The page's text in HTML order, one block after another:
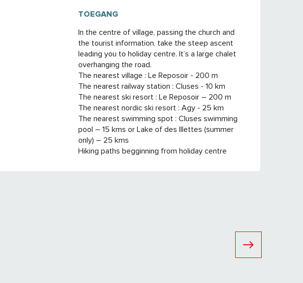
TOEGANG
TOEGANG
In the centre of village, passing the church and
the tourist information, take the steep ascent
leading you to holiday centre. It’s a large chalet
overhanging the road.
The nearest village : Le Reposoir - 200 m
The nearest railway station : Cluses - 10 km
The nearest ski resort : Le Reposoir – 200 m
The nearest nordic ski resort : Agy - 25 km
The nearest swimming spot : Cluses swimming
pool – 15 kms or Lake of des Illettes (summer
only) – 25 kms
Hiking paths begginning from holiday centre
Le Reposoir